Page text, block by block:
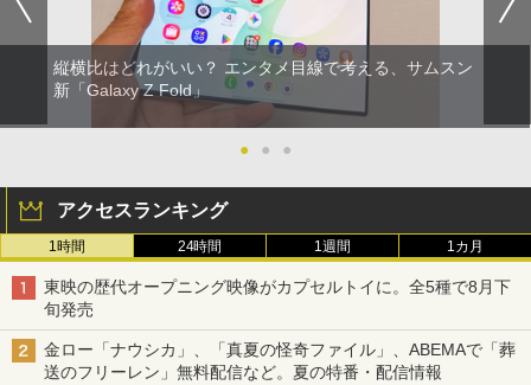
縦横比はどれがいい？ エンタメ目線で考える、サムスン
新「Galaxy Z Fold」
● ● ●
アクセスランキング
1時間 24時間 1週間 1カ月
東映の歴代オープニング映像がカプセルトイに。全5種で8月下
旬発売
金ロー「ナウシカ」、「真夏の怪奇ファイル」、ABEMAで「葬
送のフリーレン」無料配信など。夏の特番・配信情報